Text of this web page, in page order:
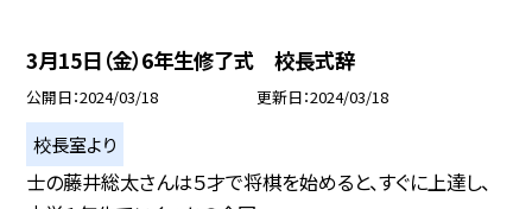
3月15日（金）6年生修了式 校長式辞
公開日 2024/03/18 更新日 2024/03/18
校長室より
士の藤井総太さんは５才で将棋を始めると、すぐに上達し、